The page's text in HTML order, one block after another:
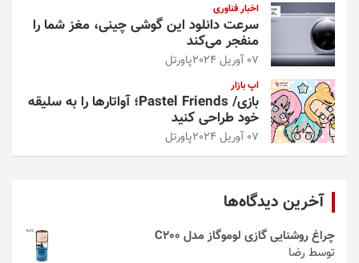
اخبار فناوری
سرعت دانلود این گوشی چینی، مغز شما را
منفجر می‌کند
07 آوریل 2024 پاورتل
اپ بازار
بازی/ Pastel Friends؛ آواتارها را به سلیقه
خود طراحی کنید
07 آوریل 2024 پاورتل
آخرین دیدگاه‌ها
چراغ روشنایی گازی لوموگاز مدل C200
توسط رضا